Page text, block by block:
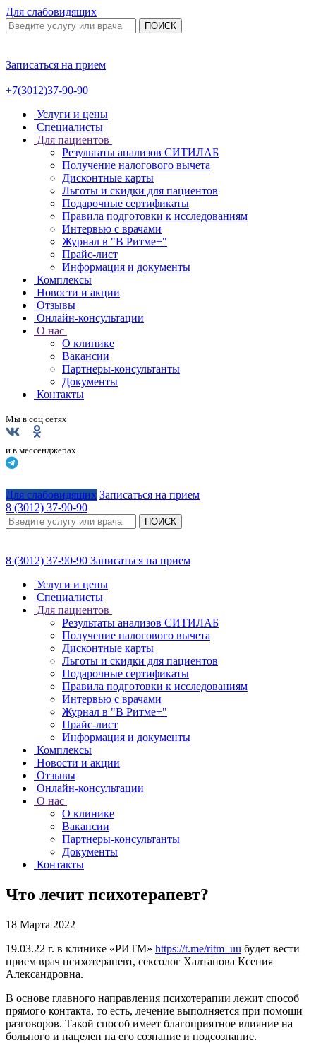
Для слабовидящих
ПОИСК
Записаться на прием
+7(3012)37-90-90
Услуги и цены
Специалисты
Для пациентов
Результаты анализов СИТИЛАБ
Получение налогового вычета
Дисконтные карты
Льготы и скидки для пациентов
Подарочные сертификаты
Правила подготовки к исследованиям
Интервью с врачами
Журнал в "В Ритме+"
Прайс-лист
Информация и документы
Комплексы
Новости и акции
Отзывы
Онлайн-консультации
О нас
О клинике
Вакансии
Партнеры-консультанты
Документы
Контакты
Мы в соц сетях
и в мессенджерах
Для слабовидящих Записаться на прием
8 (3012) 37-90-90
ПОИСК
8 (3012) 37-90-90 Записаться на прием
Услуги и цены
Специалисты
Для пациентов
Результаты анализов СИТИЛАБ
Получение налогового вычета
Дисконтные карты
Льготы и скидки для пациентов
Подарочные сертификаты
Правила подготовки к исследованиям
Интервью с врачами
Журнал в "В Ритме+"
Прайс-лист
Информация и документы
Комплексы
Новости и акции
Отзывы
Онлайн-консультации
О нас
О клинике
Вакансии
Партнеры-консультанты
Документы
Контакты
Что лечит психотерапевт?
18 Марта 2022
19.03.22 г. в клинике «РИТМ» https://t.me/ritm_uu будет вести
прием врач психотерапевт, сексолог Халтанова Ксения
Александровна.
В основе главного направления психотерапии лежит способ
прямого контакта, то есть, лечение выполняется при помощи
разговоров. Такой способ имеет благоприятное влияние на
больного и нацелен на его сознание и подсознание.